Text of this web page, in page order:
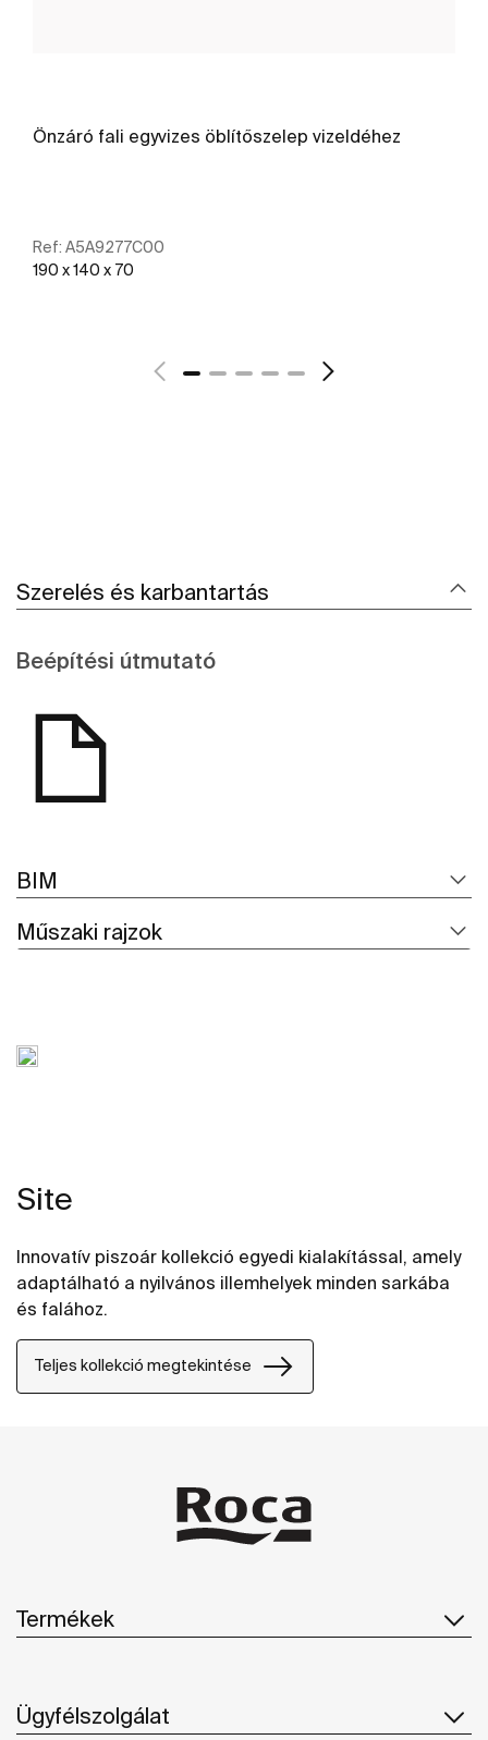
Önzáró fali egyvizes öblítőszelep vizeldéhez
Ref: A5A9277C00
190 x 140 x 70
Szerelés és karbantartás
Beépítési útmutató
BIM
Műszaki rajzok
Site
Innovatív piszoár kollekció egyedi kialakítással, amely
adaptálható a nyilvános illemhelyek minden sarkába
és falához.
Teljes kollekció megtekintése
Termékek
Ügyfélszolgálat